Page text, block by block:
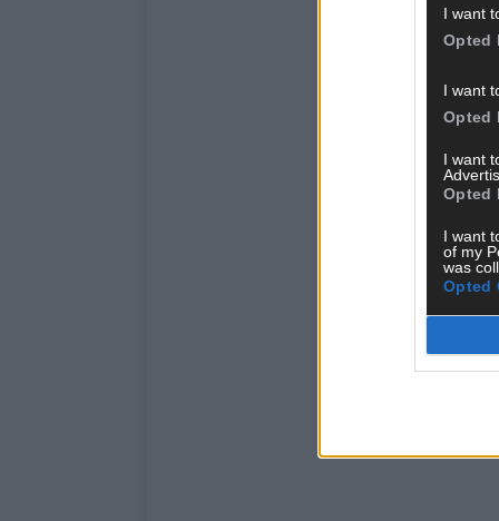
I want
Opted
I want
Opted
I want
Opted
I want
of my
was
Opted